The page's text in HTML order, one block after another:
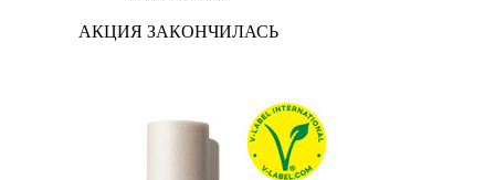
АКЦИЯ ЗАКОНЧИЛАСЬ